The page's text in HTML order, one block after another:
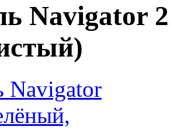
Navigator